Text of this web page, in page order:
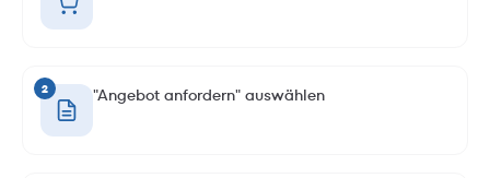
2 "Angebot anfordern" auswählen